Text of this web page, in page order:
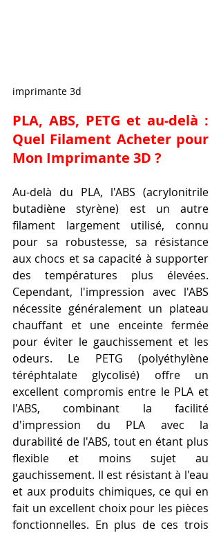
imprimante 3d
PLA, ABS, PETG et au-delà :
Quel Filament Acheter pour
Mon Imprimante 3D ?
Au-delà du PLA, l'ABS (acrylonitrile
butadiène styrène) est un autre
filament largement utilisé, connu
pour sa robustesse, sa résistance
aux chocs et sa capacité à supporter
des températures plus élevées.
Cependant, l'impression avec l'ABS
nécessite généralement un plateau
chauffant et une enceinte fermée
pour éviter le gauchissement et les
odeurs. Le PETG (polyéthylène
téréphtalate glycolisé) offre un
excellent compromis entre le PLA et
l'ABS, combinant la facilité
d'impression du PLA avec la
durabilité de l'ABS, tout en étant plus
flexible et moins sujet au
gauchissement. Il est résistant à l'eau
et aux produits chimiques, ce qui en
fait un excellent choix pour les pièces
fonctionnelles. En plus de ces trois